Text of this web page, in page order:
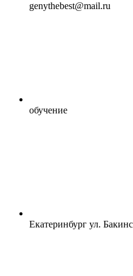
genythebest@mail.ru
обучение
Екатеринбург ул.